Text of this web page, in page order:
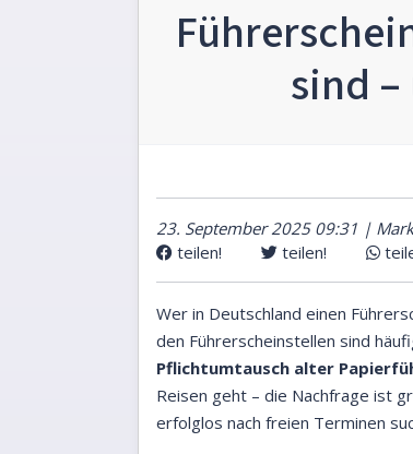
sind
23. September 2025 09:31 |
teilen!
teilen!
Wer in Deutschland einen
den Führerscheinstellen sind
Pflichtumtausch alter
Reisen geht – die Nachfrage ist
erfolglos nach freien Terminen